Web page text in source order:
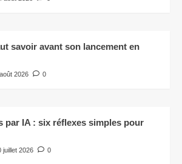
savoir avant son lancement en
2026 0
par IA : six réflexes simples pour
juillet 2026 0